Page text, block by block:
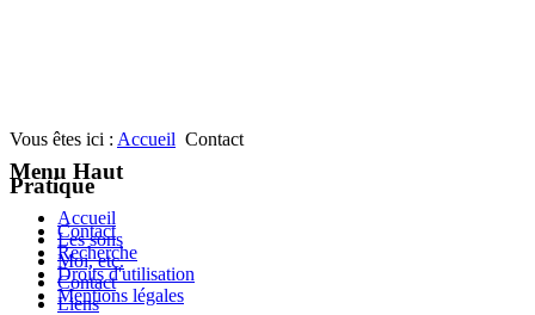
Menu Haut
Accueil
Les sons
Moi, etc.
Contact
Liens
Vous êtes ici : Accueil Contact
Pratique
Contact
Recherche
Droits d'utilisation
Mentions légales